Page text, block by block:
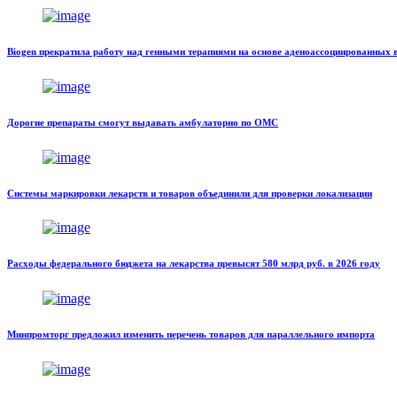
Biogen прекратила работу над генными терапиями на основе аденоассоциированных
Дорогие препараты смогут выдавать амбулаторно по ОМС
Системы маркировки лекарств и товаров объединили для проверки локализации
Расходы федерального бюджета на лекарства превысят 580 млрд руб. в 2026 году
Минпромторг предложил изменить перечень товаров для параллельного импорта